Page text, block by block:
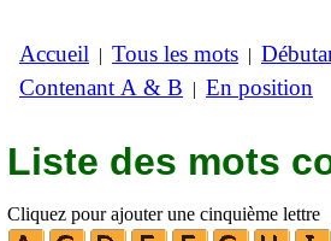
Accueil | Tous les mots |
Contenant A & B | En position
Liste des mots
Cliquez pour ajouter une cinquième lettre